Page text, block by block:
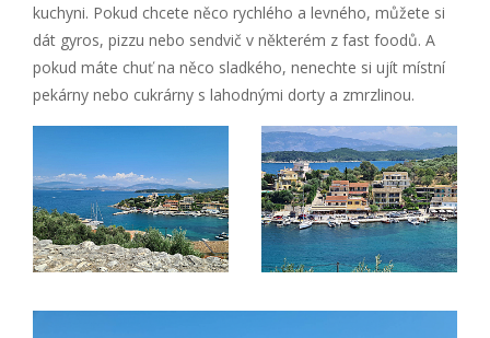
kuchyni. Pokud chcete něco rychlého a levného, můžete si
dát gyros, pizzu nebo sendvič v některém z fast foodů. A
pokud máte chuť na něco sladkého, nenechte si ujít místní
pekárny nebo cukrárny s lahodnými dorty a zmrzlinou.